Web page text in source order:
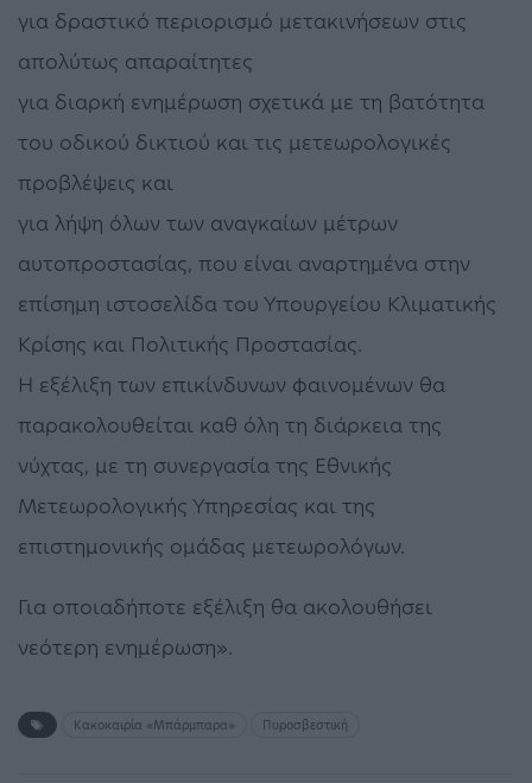
για δραστικό περιορισμό μετακινήσεων στις
απολύτως απαραίτητες
για διαρκή ενημέρωση σχετικά με τη βατότητα
του οδικού δικτιού και τις μετεωρολογικές
προβλέψεις και
για λήψη όλων των αναγκαίων μέτρων
αυτοπροστασίας, που είναι αναρτημένα στην
επίσημη ιστοσελίδα του Υπουργείου Κλιματικής
Κρίσης και Πολιτικής Προστασίας.
Η εξέλιξη των επικίνδυνων φαινομένων θα
παρακολουθείται καθ όλη τη διάρκεια της
νύχτας, με τη συνεργασία της Εθνικής
Μετεωρολογικής Υπηρεσίας και της
επιστημονικής ομάδας μετεωρολόγων.
Για οποιαδήποτε εξέλιξη θα ακολουθήσει
νεότερη ενημέρωση».
Κακοκαιρία «Μπάρμπαρα» Πυροσβεστική